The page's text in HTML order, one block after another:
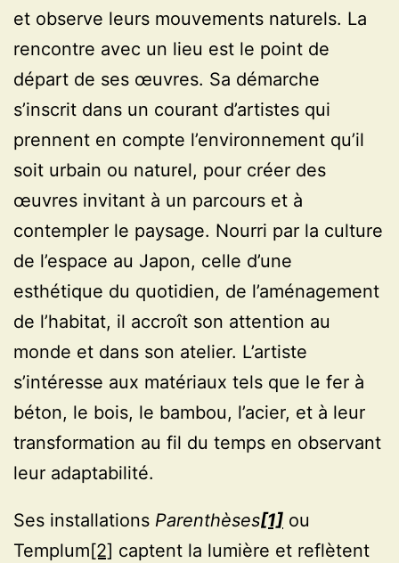
et observe leurs mouvements naturels. La
rencontre avec un lieu est le point de
départ de ses œuvres. Sa démarche
s’inscrit dans un courant d’artistes qui
prennent en compte l’environnement qu’il
soit urbain ou naturel, pour créer des
œuvres invitant à un parcours et à
contempler le paysage. Nourri par la culture
de l’espace au Japon, celle d’une
esthétique du quotidien, de l’aménagement
de l’habitat, il accroît son attention au
monde et dans son atelier. L’artiste
s’intéresse aux matériaux tels que le fer à
béton, le bois, le bambou, l’acier, et à leur
transformation au fil du temps en observant
leur adaptabilité.
Ses installations Parenthèses[1] ou
Templum [2] captent la lumière et reflètent